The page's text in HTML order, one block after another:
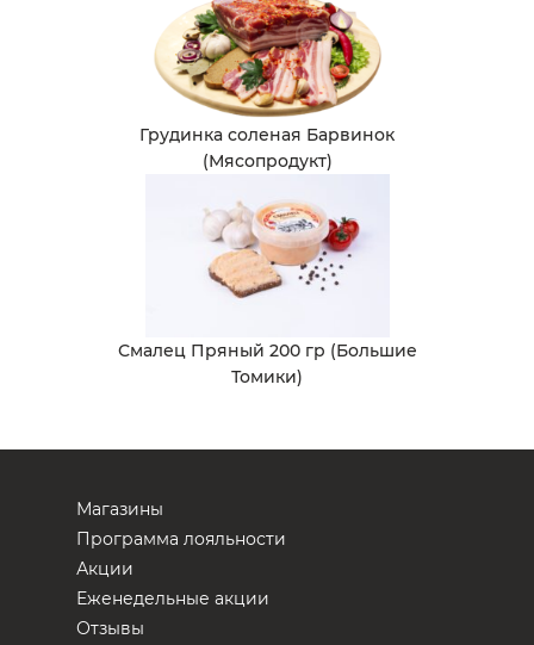
Грудинка соленая Барвинок
(Мясопродукт)
Смалец Пряный 200 гр (Большие
Томики)
Магазины
Программа лояльности
Акции
Еженедельные акции
Отзывы